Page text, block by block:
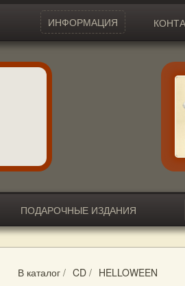
ИНФОРМАЦИЯ
ПОДАРОЧНЫЕ ИЗДАНИЯ
В каталог / CD / HELLOWEEN